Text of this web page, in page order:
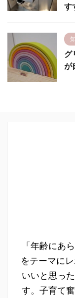
す
グ
が
「年齢にあ
をテーマに
いいと思っ
す。子育て